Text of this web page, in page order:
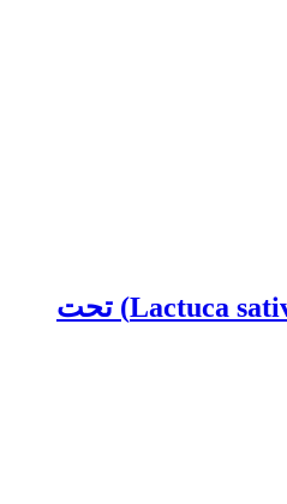
تأثیر کاربرد منابع مختلف سلنیوم بر ویژگی‏های رشدی و جذب عناصر غذایی در گیاه کاهو فرانسوی (Lactuca sativa Lollo Bionda) تحت